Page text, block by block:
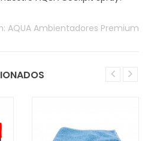
AQUA Ambientadores Premium